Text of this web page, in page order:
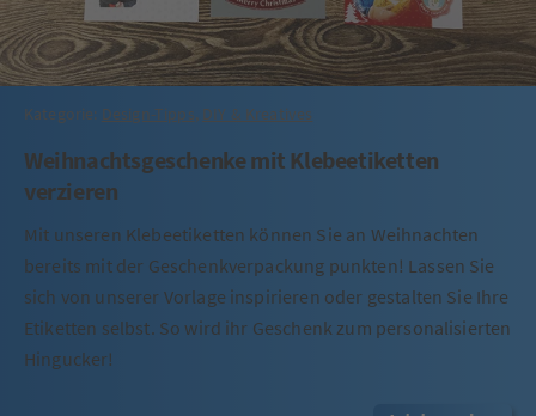
Kategorie: Design-Tipps, DIY & Kreatives
Weihnachtsgeschenke mit Klebeetiketten
verzieren
Mit unseren Klebeetiketten können Sie an Weihnachten
bereits mit der Geschenkverpackung punkten! Lassen Sie
sich von unserer Vorlage inspirieren oder gestalten Sie Ihre
Etiketten selbst. So wird ihr Geschenk zum personalisierten
Hingucker!